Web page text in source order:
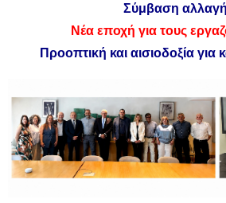
Σύμβαση
Νέα εποχή για τους
Προοπτική και αισιοδοξία για